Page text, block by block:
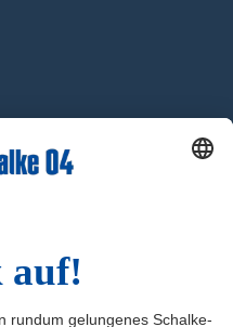
Quicklinks
X